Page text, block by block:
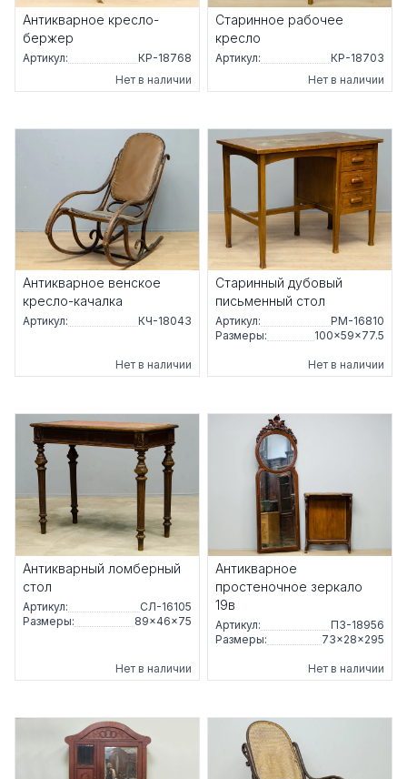
Антикварное кресло-
бержер
Артикул:
КР-18768
Нет в наличии
Старинное рабочее
кресло
Артикул:
КР-18703
Нет в наличии
Антикварное венское
кресло-качалка
Артикул: КЧ-18043
Нет в наличии
Старинный дубовый
письменный стол
Артикул:
РМ-16810
Размеры:
100×59×77.5
Нет в наличии
Антикварный ломберный
стол
Артикул:
СЛ-16105
Размеры:
89×46×75
Нет в наличии
Антикварное
простеночное зеркало
19в
Артикул:
ПЗ-18956
Размеры:
73×28×295
Нет в наличии